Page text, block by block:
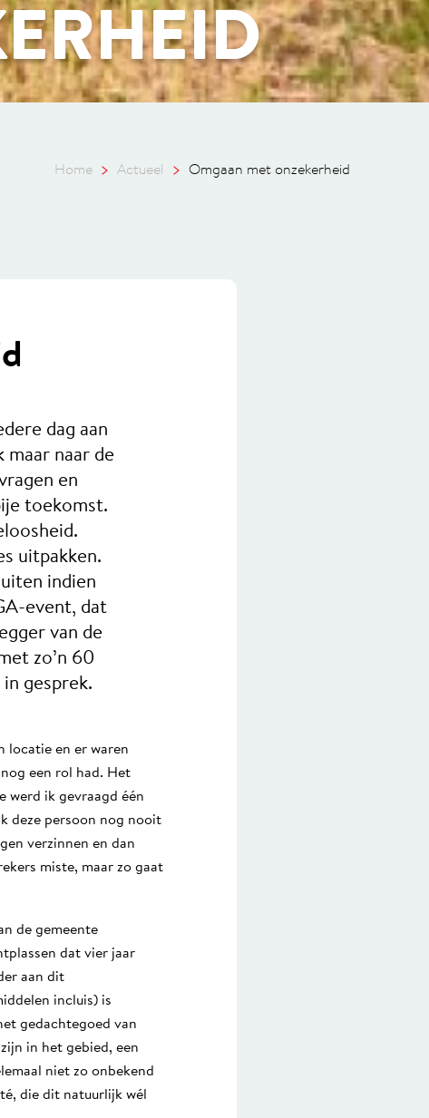
Home Actueel Omgaan met onzekerheid
dag aan
naar de
en
toekomst.
uitpakken.
indien
event, dat
van de
zo’n 60
gesprek.
locatie en er waren
een rol had. Het
werd ik gevraagd één
deze persoon nog nooit
verzinnen en dan
miste, maar zo gaat
de gemeente
dat vier jaar
aan dit
incluis) is
gedachtegoed van
in het gebied, een
niet zo onbekend
die dit natuurlijk wél